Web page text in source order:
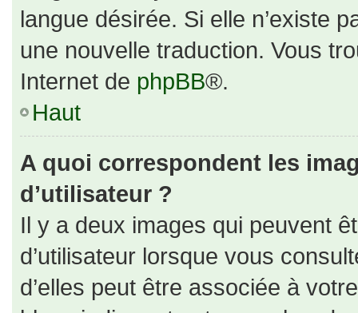
langue désirée. Si elle n’existe
une nouvelle traduction. Vous
Internet de phpBB®.
Haut
A quoi correspondent les
d’utilisateur ?
Il y a deux images qui peuvent
d’utilisateur lorsque vous
d’elles peut être associée à